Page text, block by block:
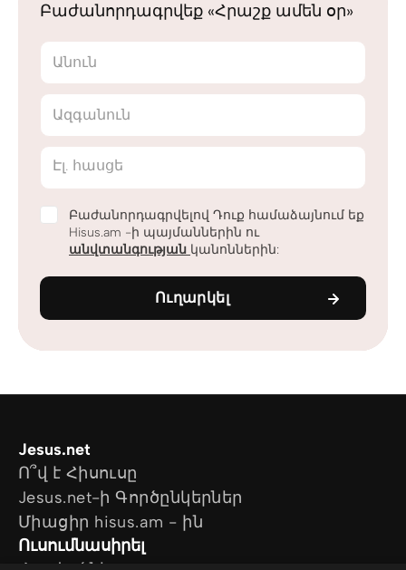
Բաժանորդագրվեք «Հրաշք ամեն օր»
Անուն
Ազգանուն
Էլ. հասցե
Բաժանորդագրվելով Դուք համաձայնում եք
Hisus.am -ի պայմաններին ու
անվտանգության կանոններին:
Ուղարկել
Jesus.net
Ո՞վ է Հիսուսը
Jesus.net-ի Գործընկերներ
Միացիր hisus.am - ին
Ուսումնասիրել